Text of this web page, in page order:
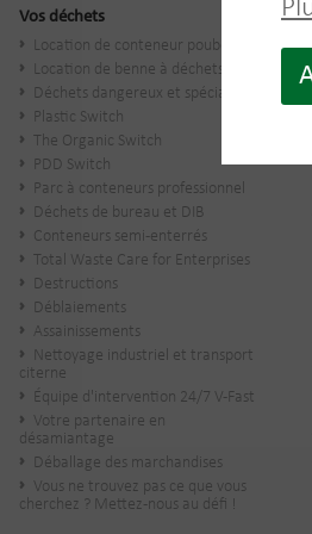
Vos déchets
Location de conteneur poubelle
Location de benne à déchets
Déchets dangereux et spéciaux
Plastic Switch
The Organic Switch
PDD Switch
Parc à conteneurs professionnel
Déchets de bureau et DIB
Conteneurs semi-enterrés
Total Waste Care for Enterprises
Destructions
Déblaiements
Assainissements
Nettoyage industriel et transport
citerne
Équipe d'intervention 24/7 V-Fast
Votre partenaire en
désamiantage
Déballage des marchandises
Vous ne trouvez pas ce que vous
cherchez ? Mettez-nous au défi !